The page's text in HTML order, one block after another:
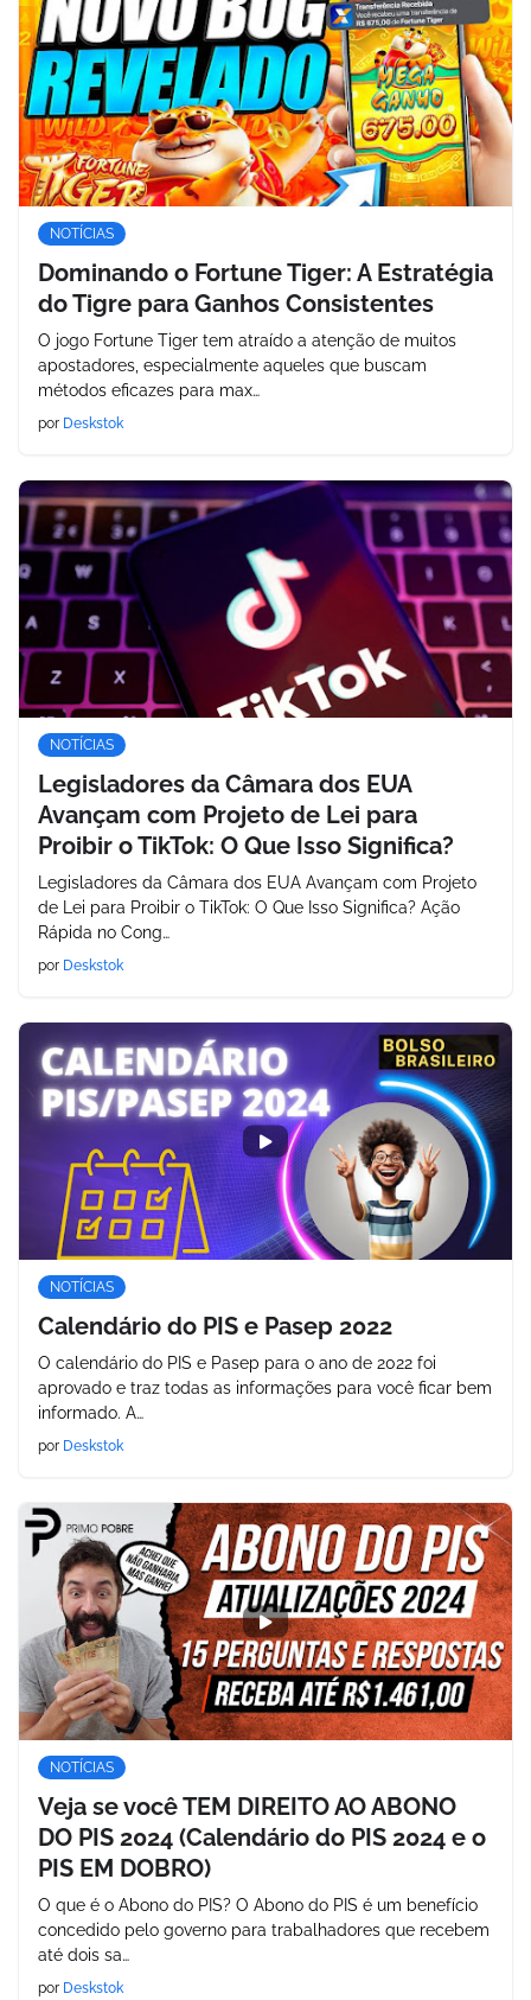
NOTÍCIAS
Dominando o Fortune Tiger: A Estratégia
do Tigre para Ganhos Consistentes
O jogo Fortune Tiger tem atraído a atenção de muitos
apostadores, especialmente aqueles que buscam
métodos eficazes para max…
por Deskstok
NOTÍCIAS
Legisladores da Câmara dos EUA
Avançam com Projeto de Lei para
Proibir o TikTok: O Que Isso Significa?
Legisladores da Câmara dos EUA Avançam com Projeto
de Lei para Proibir o TikTok: O Que Isso Significa? Ação
Rápida no Cong…
por Deskstok
NOTÍCIAS
Calendário do PIS e Pasep 2022
O calendário do PIS e Pasep para o ano de 2022 foi
aprovado e traz todas as informações para você ficar bem
informado. A…
por Deskstok
NOTÍCIAS
Veja se você TEM DIREITO AO ABONO
DO PIS 2024 (Calendário do PIS 2024 e o
PIS EM DOBRO)
O que é o Abono do PIS? O Abono do PIS é um benefício
concedido pelo governo para trabalhadores que recebem
até dois sa…
por Deskstok